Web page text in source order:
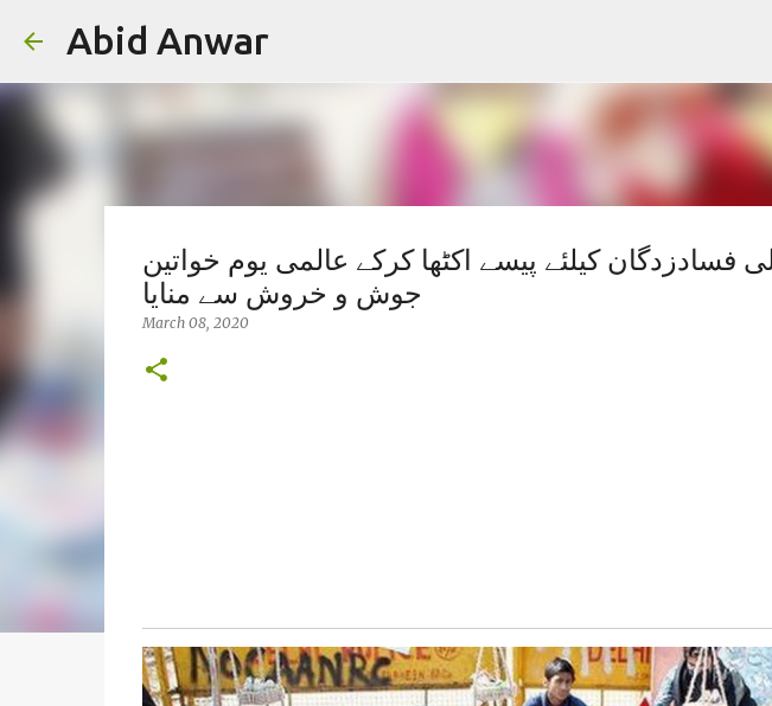
Abid Anwar
فسادزدگان کیلئے پیسے اکٹھا کرکے عالمی یوم خواتین
جوش و خروش سے منایا
March 08, 2020